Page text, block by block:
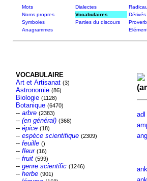
Mots Dialectes
Noms propres
Vocabulaires Dérivés
Symboles
Parties du discours
Anagrammes
VOCABULAIRE
Art et Artisanat (3)
Astronomie (86)
Biologie (1128)
Botanique (6470)
-- arbre (2383)
-- (en général) (368)
-- épice (18)
-- espèce scientifique (2309)
-- feuille ()
-- fleur (16)
-- fruit (599)
-- genre scientific (1246)
-- herbe (901)
adl